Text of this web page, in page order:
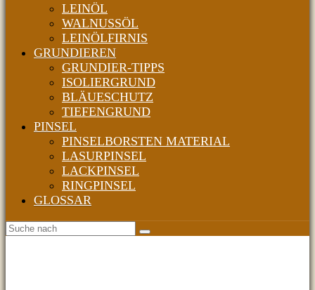
LEINÖL
WALNUSSÖL
LEINÖLFIRNIS
GRUNDIEREN
GRUNDIER-TIPPS
ISOLIERGRUND
BLÄUESCHUTZ
TIEFENGRUND
PINSEL
PINSELBORSTEN MATERIAL
LASURPINSEL
LACKPINSEL
RINGPINSEL
GLOSSAR